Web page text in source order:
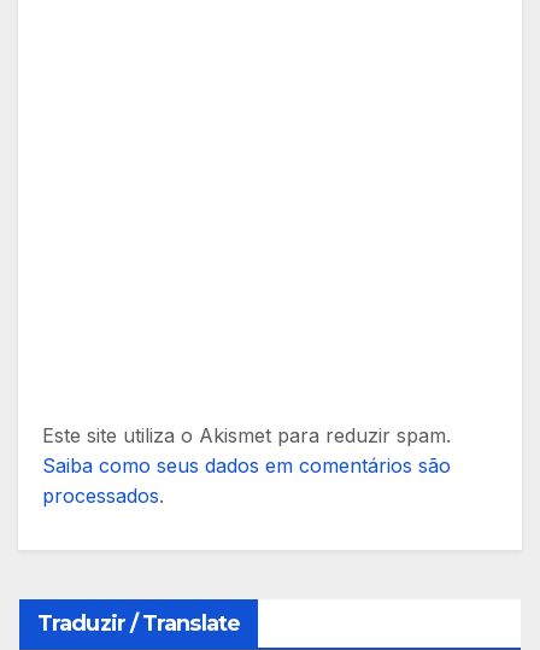
Este site utiliza o Akismet para reduzir spam.
Saiba como seus dados em comentários são
processados.
Traduzir / Translate